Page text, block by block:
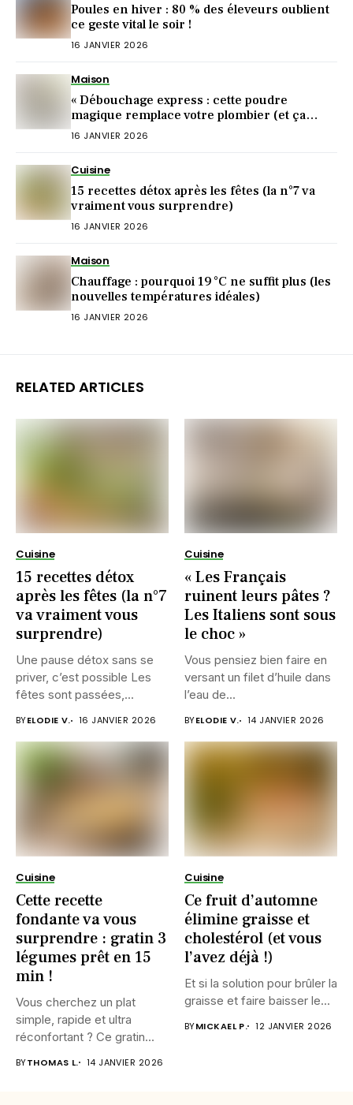
Poules en hiver : 80 % des éleveurs oublient
ce geste vital le soir !
16 JANVIER 2026
Maison
« Débouchage express : cette poudre
magique remplace votre plombier (et ça
marche !) »
16 JANVIER 2026
Cuisine
15 recettes détox après les fêtes (la n°7 va
vraiment vous surprendre)
16 JANVIER 2026
Maison
Chauffage : pourquoi 19 °C ne suffit plus (les
nouvelles températures idéales)
16 JANVIER 2026
RELATED ARTICLES
Cuisine
15 recettes détox
après les fêtes (la n°7
va vraiment vous
surprendre)
Une pause détox sans se
priver, c’est possible Les
fêtes sont passées,...
BYELODIE V. 16 JANVIER 2026
Cuisine
« Les Français
ruinent leurs pâtes ?
Les Italiens sont sous
le choc »
Vous pensiez bien faire en
versant un filet d’huile dans
l’eau de...
BYELODIE V. 14 JANVIER 2026
Cuisine
Cette recette
fondante va vous
surprendre : gratin 3
légumes prêt en 15
min !
Vous cherchez un plat
simple, rapide et ultra
réconfortant ? Ce gratin...
BYTHOMAS L. 14 JANVIER 2026
Cuisine
Ce fruit d’automne
élimine graisse et
cholestérol (et vous
l’avez déjà !)
Et si la solution pour brûler la
graisse et faire baisser le...
BYMICKAEL P. 12 JANVIER 2026